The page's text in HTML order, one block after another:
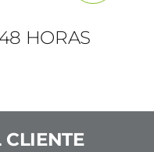
HORAS